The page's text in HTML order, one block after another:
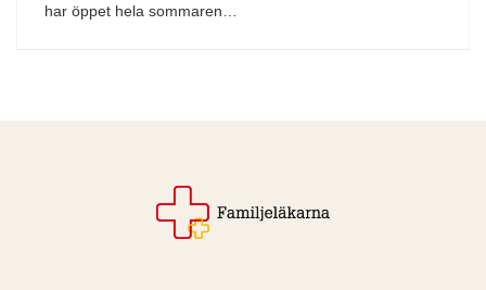
har öppet hela sommaren…